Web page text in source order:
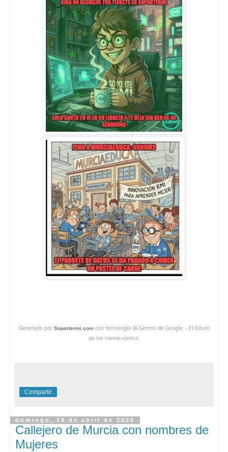
Generado por Soportermi.comcon tecnología IA Gemini de Google. - El futuro
de los meme-cómics.
Compartir
domingo, 19 de abril de 2026
Callejero de Murcia con nombres de
Mujeres